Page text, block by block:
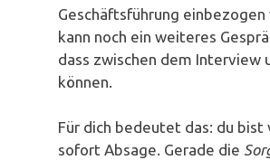
Geschäftsführung
kann noch ein weiteres
dass zwischen dem Interview
können.
Für dich bedeutet das: du
sofort Absage. Gerade die